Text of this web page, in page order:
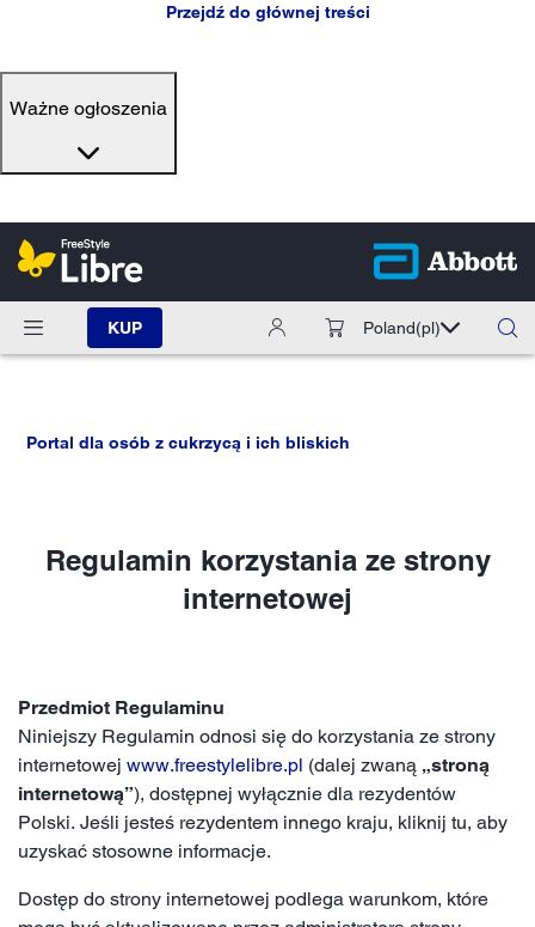
Przejdź do głównej treści
Ważne ogłoszenia
KUP Poland(pl)
Portal dla osób z cukrzycą i ich bliskich
Regulamin korzystania ze strony
internetowej
Przedmiot Regulaminu
Niniejszy Regulamin odnosi się do korzystania ze strony
internetowej www.freestylelibre.pl (dalej zwaną „stroną
internetową”), dostępnej wyłącznie dla rezydentów
Polski. Jeśli jesteś rezydentem innego kraju, kliknij tu, aby
uzyskać stosowne informacje.
Dostęp do strony internetowej podlega warunkom, które